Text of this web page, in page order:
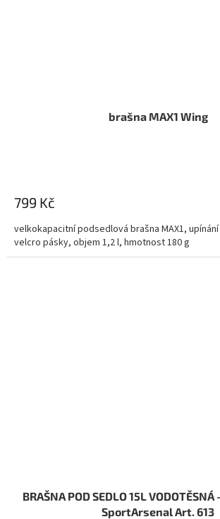
brašna MAX1 Wing
799 Kč
velkokapacitní podsedlová brašna MAX1,
velcro pásky, objem 1,2 l, hmotnost 180 g
BRAŠNA POD SEDLO 15L VODOTĚSNÁ
SportArsenal Art. 613